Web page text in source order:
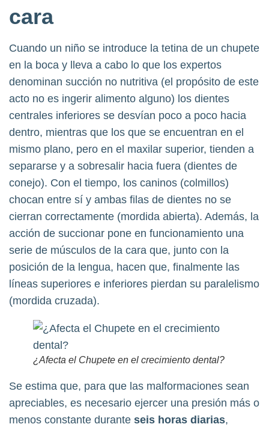
cara
Cuando un niño se introduce la tetina de un chupete
en la boca y lleva a cabo lo que los expertos
denominan succión no nutritiva (el propósito de este
acto no es ingerir alimento alguno) los dientes
centrales inferiores se desvían poco a poco hacia
dentro, mientras que los que se encuentran en el
mismo plano, pero en el maxilar superior, tienden a
separarse y a sobresalir hacia fuera (dientes de
conejo). Con el tiempo, los caninos (colmillos)
chocan entre sí y ambas filas de dientes no se
cierran correctamente (mordida abierta). Además, la
acción de succionar pone en funcionamiento una
serie de músculos de la cara que, junto con la
posición de la lengua, hacen que, finalmente las
líneas superiores e inferiores pierdan su paralelismo
(mordida cruzada).
¿Afecta el Chupete en el crecimiento dental?
Se estima que, para que las malformaciones sean
apreciables, es necesario ejercer una presión más o
menos constante durante seis horas diarias,